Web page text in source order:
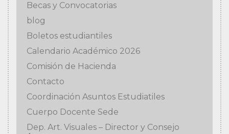
Becas y Convocatorias
blog
Boletos estudiantiles
Calendario Académico 2026
Comisión de Hacienda
Contacto
Coordinación Asuntos Estudiatiles
Cuerpo Docente Sede
Dep. Art. Visuales – Director y Consejo